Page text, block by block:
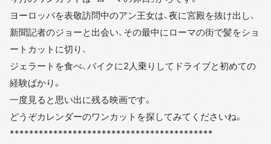
ヨーロッパを表敬訪問中のアン王女は、夜に宮殿を抜け出し、
新聞記者のジョーと出会い、その最中にローマの街で髪をショ
ートカットに切り、
ジェラートを食べ、バイクに2人乗りしてドライブと初めての
経験ばかり。
一度見ると思い出に残る映画です。
どうぞカレンダーのワンカットを探してみてくださいね。
******************************************